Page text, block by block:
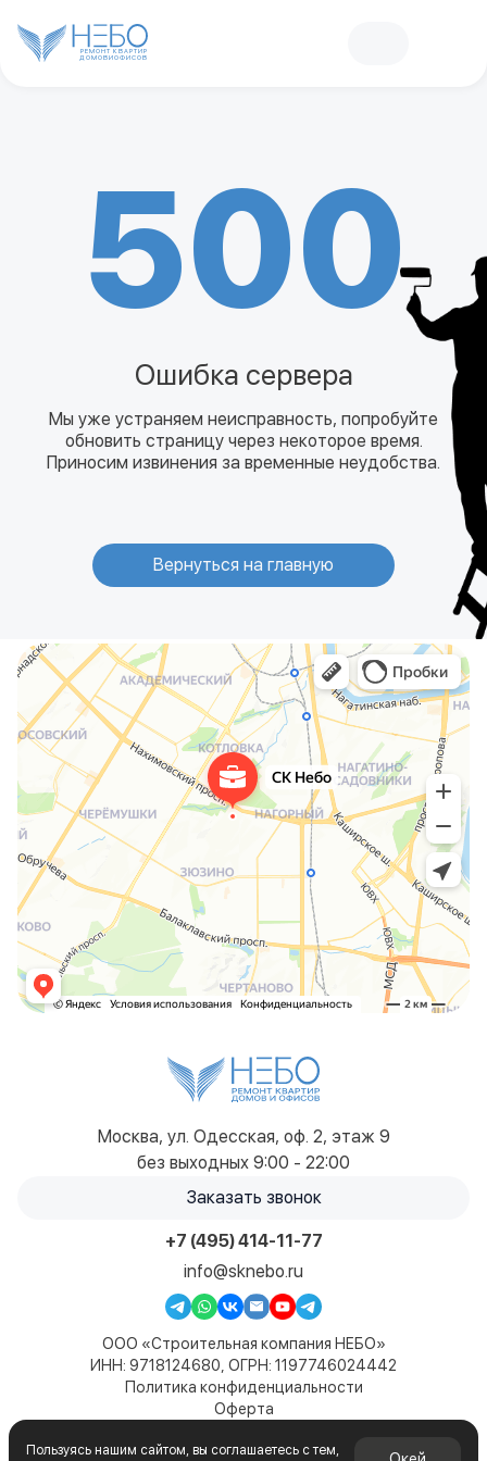
РЕМОНТ КВАРТИР
ДОМОВИОФИСОВ
500
Ошибка сервера
Мы уже устраняем неисправность, попробуйте
обновить страницу через некоторое время.
Приносим извинения за временные неудобства.
Вернуться на главную
Москва, ул. Одесская, оф. 2, этаж 9
без выходных 9:00 - 22:00
Заказать звонок
+7 (495) 414-11-77
info@sknebo.ru
ООО «Строительная компания НЕБО»
ИНН: 9718124680, ОГРН: 1197746024442
Политика конфиденциальности
Оферта
© 2019-2026. Все права защищены. Сайт не является
Пользуясь нашим сайтом, вы соглашаетесь с тем,